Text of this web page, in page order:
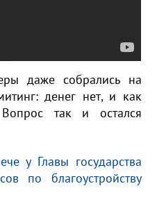
даже собрались на
денег нет, и как
так и остался
у Главы государства
по благоустройству